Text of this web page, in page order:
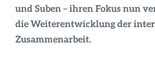
und Suben – ihren Fokus nun
die Weiterentwicklung der
Zusammenarbeit.